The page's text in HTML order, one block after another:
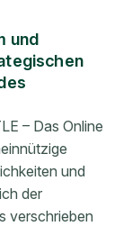
und
– Das Online
und
der
verschrieben